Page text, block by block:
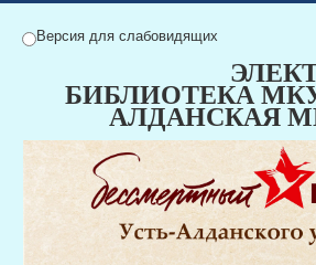
Версия для слабовидящих
БИБЛИОТЕКА
АЛДАНСКАЯ